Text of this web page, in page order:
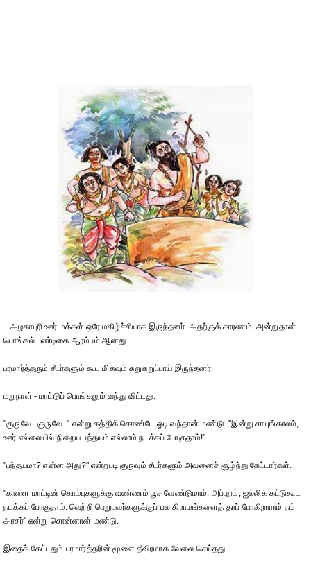
அழகாபுரி ஊர் மக்கள் ஒரே மகிழ்ச்சியாக இருந்தனர். அதற்குக் காரணம், அன்றுதான்
பொங்கல் பண்டிகை ஆரம்பம் ஆனது.
பரமார்த்தரும் சீடர்களும் கூட மிகவும் சுறுசுறுப்பாய் இருந்தனர்.
மறுநாள் - மாட்டுப் பொங்கலும் வந்து விட்டது.
"குருவே...குருவே.." என்று கத்திக் கொண்டே ஓடி வந்தான் மண்டு. "இன்று சாயுங்காலம்,
ஊர் எல்லையில் நிறைய பந்தயம் எல்லாம் நடக்கப் போகுதாம்!"
"பந்தயமா? என்ன அது?" என்றபடி குருவும் சீடர்களும் அவனைச் சூழ்ந்து கேட்டார்கள்.
"காளை மாட்டின் கொம்புகளுக்கு வண்ணம் பூச வேண்டுமாம். அப்புறம், ஜல்லிக் கட்டுகூட
நடக்கப் போகுதாம். வெற்றி பெறுபவர்களுக்குப் பல கிராமங்களைத் தரப் போகிறாராம் நம்
அரசர்" என்று சொன்னான் மண்டு.
இதைக் கேட்டதும் பரமார்த்தரின் மூளை தீவிரமாக வேலை செய்தது.